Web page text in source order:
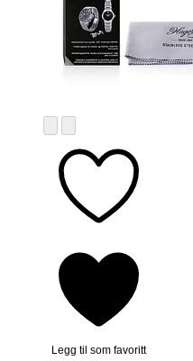
Legg til som favoritt